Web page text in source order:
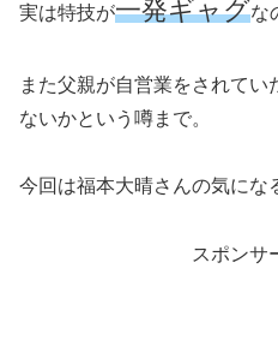
実は特技が一発ギャグな
また父親が自営業をされて
ないかという噂まで。
今回は福本大晴さんの気にな
スポンサ